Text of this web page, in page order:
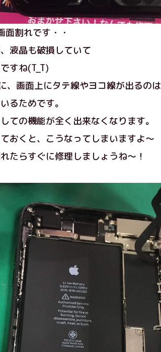
割れです・・
液晶も破損していて
すね(T_T)
、画面上にタテ線やヨコ線が出るのは
るためです。
ての機能が全く出来なくなります。
おくと、こうなってしまいますよ〜
たらすぐに修理しましょうね〜！